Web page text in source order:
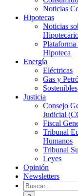
Noticias
Hipotecas
Noticias
Hipoteca
Energía
Eléctricas
Gas y
Sostenibles
Justicia
Consejo
Judicial
Fiscal
Tribunal
Humanos
Tribunal
Leyes
Opinión
Newsletters
Buscar: